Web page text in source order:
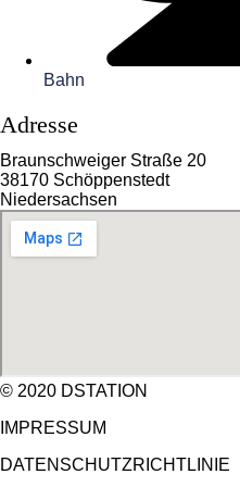
Bahn
Adresse
Braunschweiger Straße 20
38170 Schöppenstedt
Niedersachsen
© 2020 DSTATION
IMPRESSUM
DATENSCHUTZRICHTLINIE